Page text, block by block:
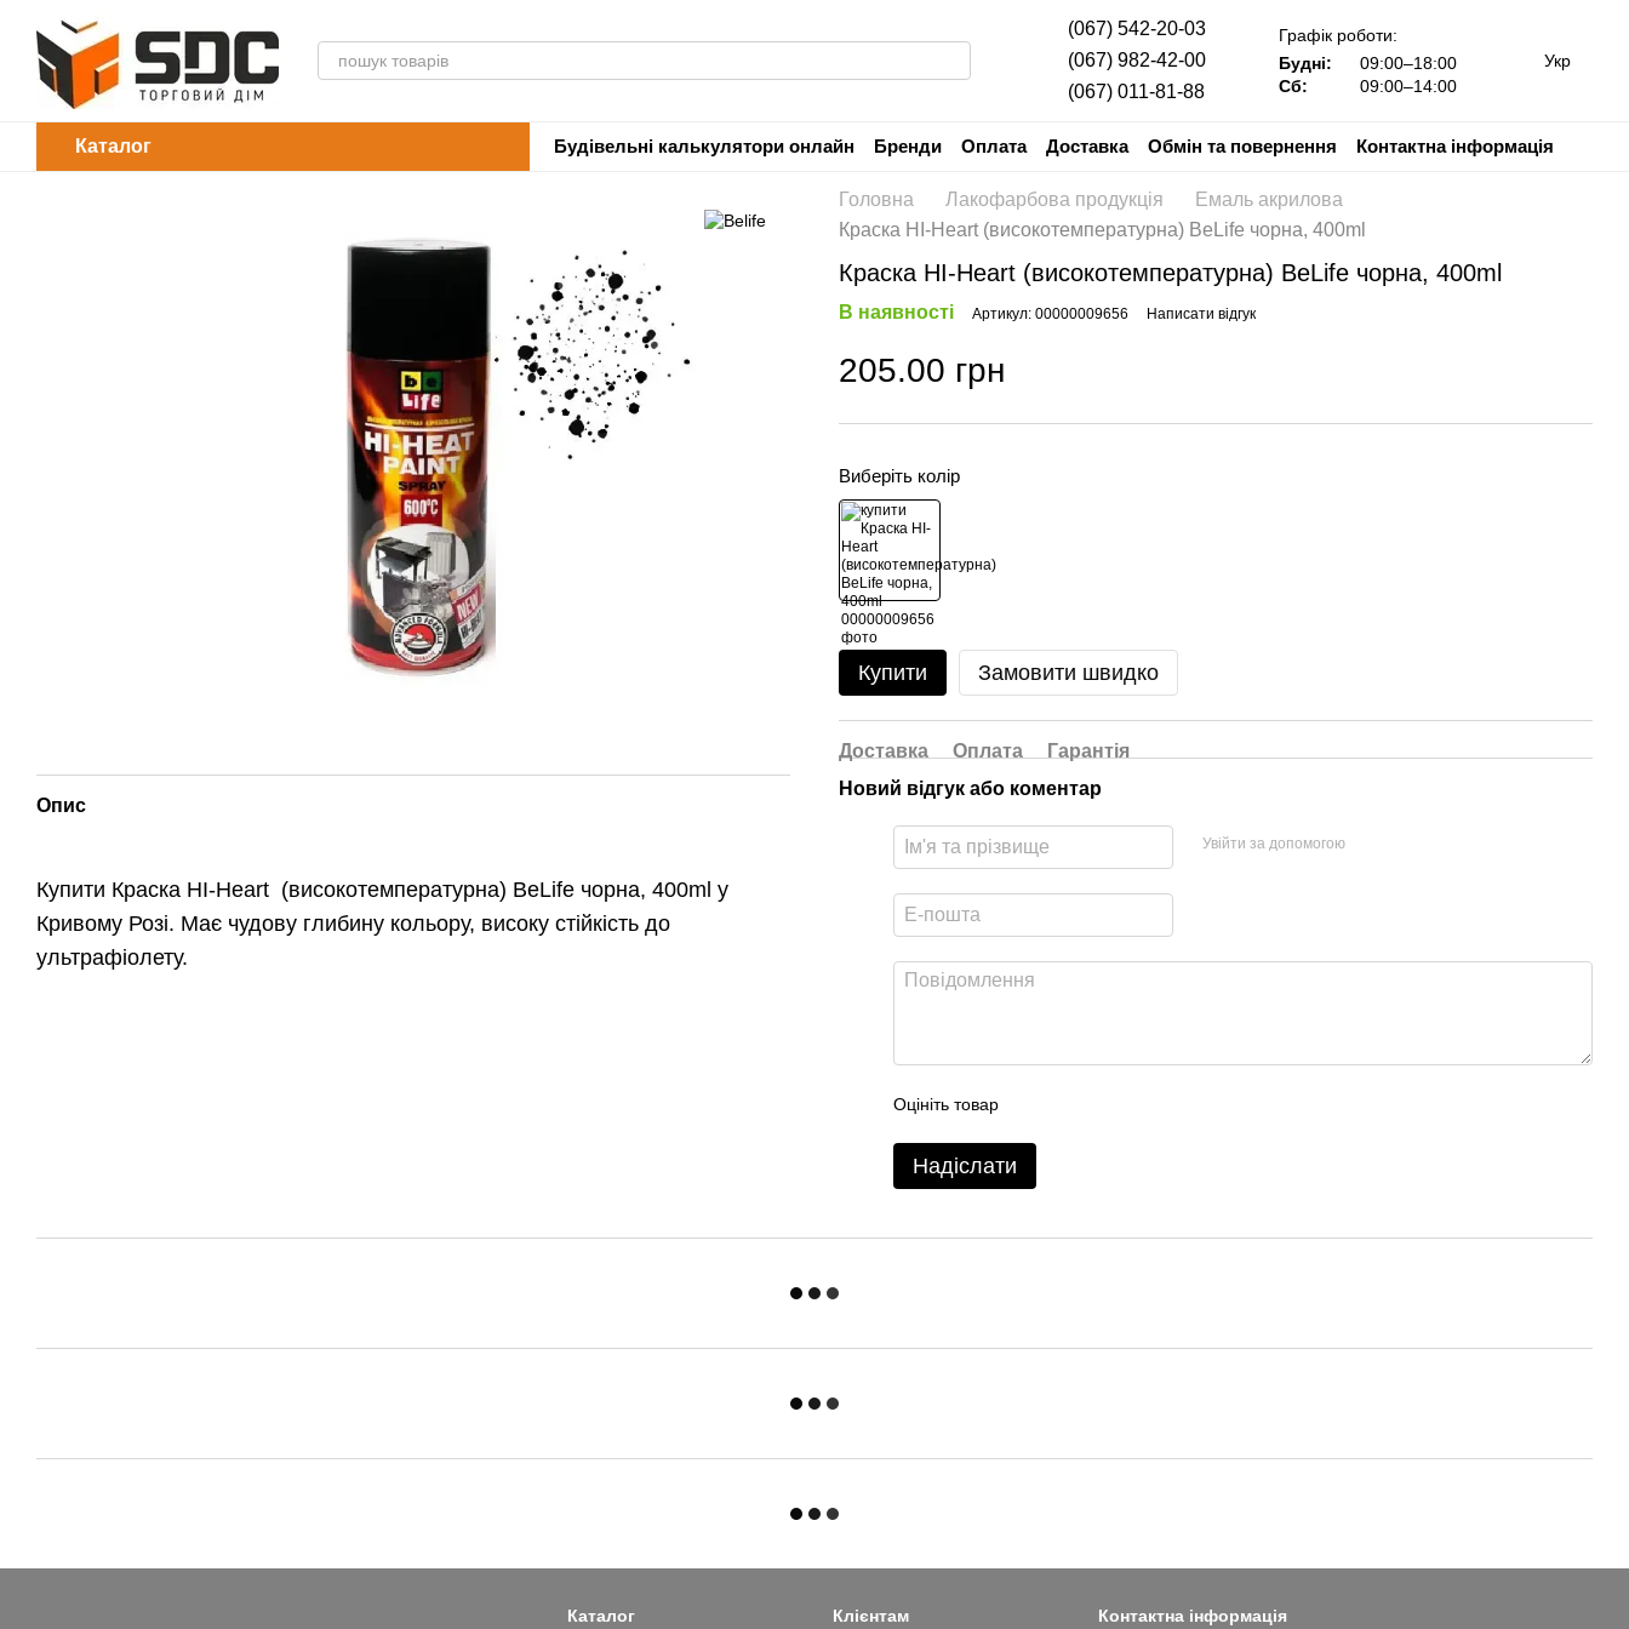
Перейти до основного контенту
(067) 542-20-03
(067) 982-42-00
(067) 011-81-88
Графік роботи:
Будні:
09:00–18:00
Сб:
09:00–14:00
Укр
Каталог Будівельні калькулятори онлайн Бренди Оплата Доставка Обмін та повернення
Контактна інформація
Опис
Купити Краска HI-Heart (високотемпературна) BeLife чорна, 400ml у
Кривому Розі. Має чудову глибину кольору, високу стійкість до
ультрафіолету.
Головна Лакофарбова продукція
Емаль акрилова
Краска HI-Heart (високотемпературна) BeLife чорна, 400ml
Краска HI-Heart (високотемпературна) BeLife чорна, 400ml
В наявності Артикул: 00000009656 Написати відгук
205.00 грн
Виберіть колір
Купити Замовити швидко
Доставка Оплата
Гарантія
Новий відгук або коментар
Увійти за допомогою
Оцініть товар
Надіслати
Каталог Клієнтам Контактна інформація